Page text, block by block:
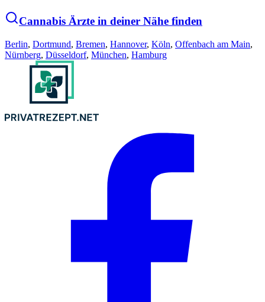
Cannabis Ärzte in deiner Nähe finden
Berlin, Dortmund, Bremen, Hannover, Köln, Offenbach am Main,
Nürnberg, Düsseldorf, München, Hamburg